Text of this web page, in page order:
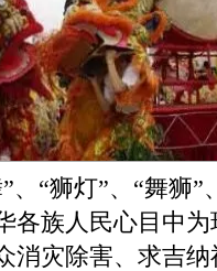
“狮灯”、“舞狮”
各族人民心目中
消灾除害、求吉